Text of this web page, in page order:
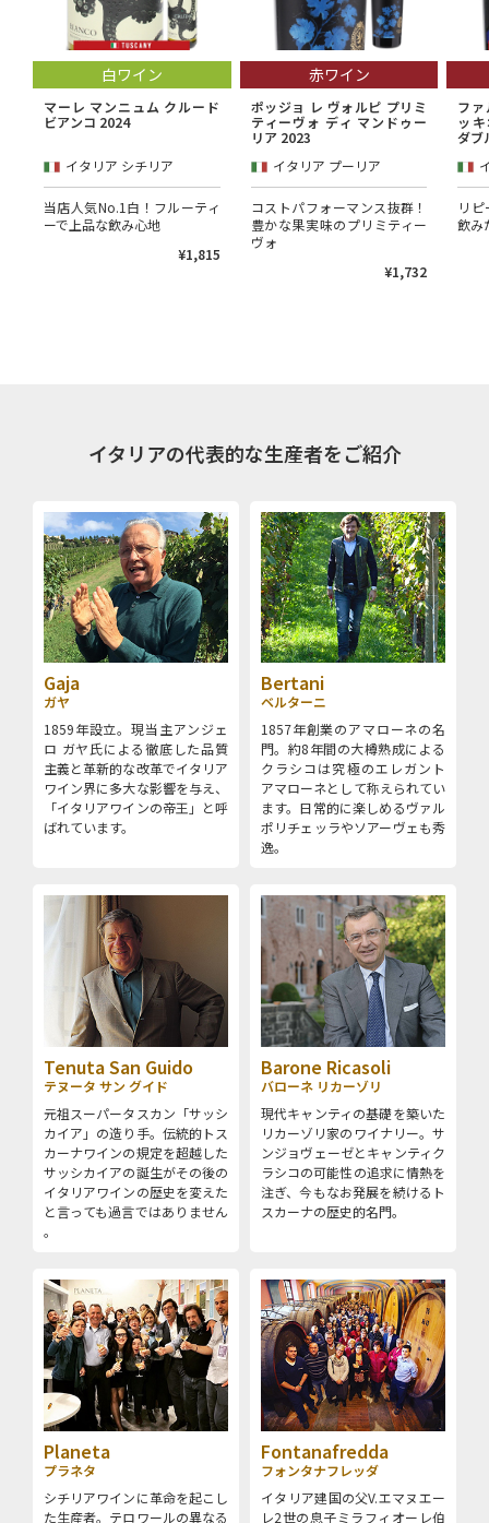
白ワイン
マーレ マンニュム クルード
ビアンコ 2024
イタリア シチリア
当店人気No.1白！フルーティ
ーで上品な飲み心地
¥1,815
赤ワイン
ポッジョ レ ヴォルピ プリミ
ティーヴォ ディ マンドゥー
リア 2023
イタリア プーリア
コストパフォーマンス抜群！
豊かな果実味のプリミティー
ヴォ
¥1,732
フ
ッ
ダブ
リ
飲み
イタリアの代表的な生産者をご紹介
Gaja
ガヤ
1859年設立。現当主アンジェ
ロ ガヤ氏による徹底した品質
主義と革新的な改革でイタリア
ワイン界に多大な影響を与え、
「イタリアワインの帝王」と呼
ばれています。
Bertani
ベルターニ
1857年創業のアマローネの名
門。約8年間の大樽熟成による
クラシコは究極のエレガント
アマローネとして称えられてい
ます。日常的に楽しめるヴァル
ポリチェッラやソアーヴェも秀
逸。
Tenuta San Guido
テヌータ サン グイド
元祖スーパータスカン「サッシ
カイア」の造り手。伝統的トス
カーナワインの規定を超越した
サッシカイアの誕生がその後の
イタリアワインの歴史を変えた
と言っても過言ではありません
。
Barone Ricasoli
バローネ リカーゾリ
現代キャンティの基礎を築いた
リカーゾリ家のワイナリー。サ
ンジョヴェーゼとキャンティク
ラシコの可能性の追求に情熱を
注ぎ、今もなお発展を続けるト
スカーナの歴史的名門。
Planeta
プラネタ
シチリアワインに革命を起こし
た生産者。テロワールの異なる
Fontanafredda
フォンタナフレッダ
イタリア建国の父V.エマヌエー
レ2世の息子ミラフィオーレ伯